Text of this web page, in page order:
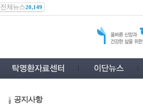
전체뉴스20,149
공지사항